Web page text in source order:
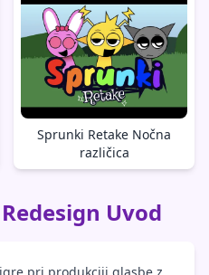
Sprunki Retake Nočna
različica
Uvod